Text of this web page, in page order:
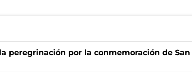
peregrinación por la conmemoración de San